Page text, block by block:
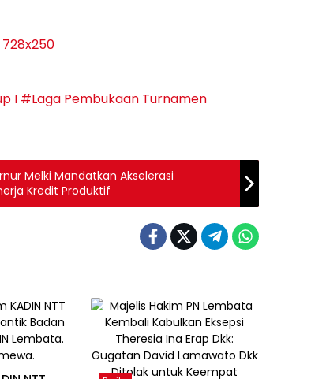
I #Laga Pembukaan Turnamen
Melki Mandatkan Akselerasi
Kredit Produktif